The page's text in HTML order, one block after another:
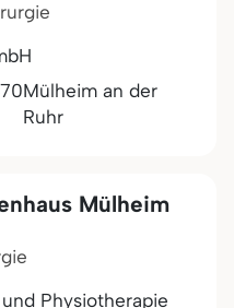
Mülheim an der
Ruhr
Mülheim
Physiotherapie